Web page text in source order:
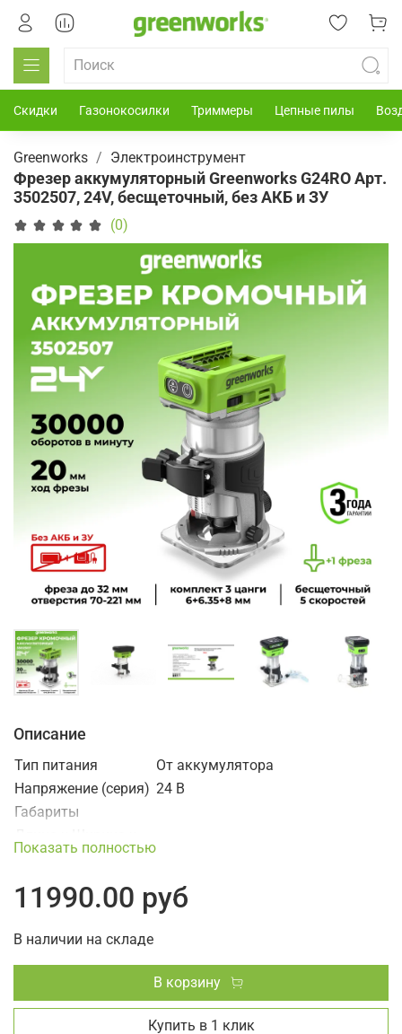
Скидки Газонокосилки Триммеры Цепные пилы
Greenworks Электроинструмент
Фрезер аккумуляторный Greenworks G24RO Арт.
3502507, 24V, бесщеточный, без АКБ и ЗУ
(0)
Описание
Тип питания
От аккумулятора
Напряжение (серия) 24 В
Габариты
Высота (коробки)
Дополнительно
происхождения
36 месяцев
Показать полностью
11990.00 руб
В наличии на складе
В корзину
Купить в 1 клик